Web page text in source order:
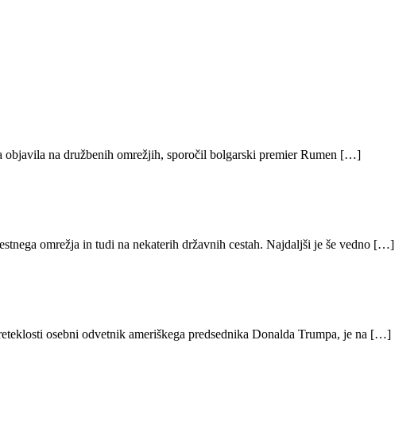
na družbenih omrežjih, sporočil bolgarski premier Rumen […]
omrežja in tudi na nekaterih državnih cestah. Najdaljši je še vedno […]
osebni odvetnik ameriškega predsednika Donalda Trumpa, je na […]